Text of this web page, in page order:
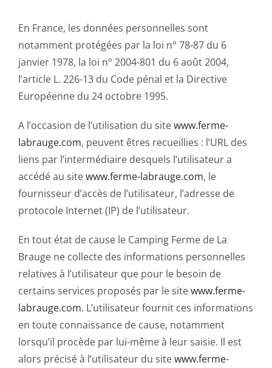
En France, les données personnelles sont
notamment protégées par la loi n° 78-87 du 6
janvier 1978, la loi n° 2004-801 du 6 août 2004,
l’article L. 226-13 du Code pénal et la Directive
Européenne du 24 octobre 1995.
A l’occasion de l’utilisation du sitewww.ferme-
labrauge.com, peuvent êtres recueillies : l’URL des
liens par l’intermédiaire desquels l’utilisateur a
accédé au sitewww.ferme-labrauge.com, le
fournisseur d’accès de l’utilisateur, l’adresse de
protocole Internet (IP) de l’utilisateur.
En tout état de cause le Camping Ferme de La
Brauge ne collecte des informations personnelles
relatives à l’utilisateur que pour le besoin de
certains services proposés par le sitewww.ferme-
labrauge.com. L’utilisateur fournit ces informations
en toute connaissance de cause, notamment
lorsqu’il procède par lui-même à leur saisie. Il est
alors précisé à l’utilisateur du sitewww.ferme-